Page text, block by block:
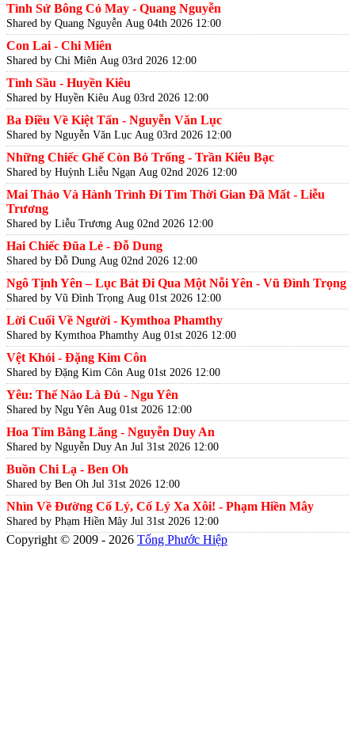
Tình Sử Bông Cỏ May - Quang Nguyễn
Shared by Quang Nguyễn Aug 04th 2026 12:00
Con Lai - Chi Miên
Shared by Chi Miên Aug 03rd 2026 12:00
Tình Sầu - Huyền Kiêu
Shared by Huyền Kiêu Aug 03rd 2026 12:00
Ba Điều Về Kiệt Tấn - Nguyễn Văn Lục
Shared by Nguyễn Văn Lục Aug 03rd 2026 12:00
Những Chiếc Ghế Còn Bỏ Trống - Trần Kiêu Bạc
Shared by Huỳnh Liễu Ngạn Aug 02nd 2026 12:00
Mai Thảo Và Hành Trình Đi Tìm Thời Gian Đã Mất - Liễu
Trương
Shared by Liễu Trương Aug 02nd 2026 12:00
Hai Chiếc Đũa Lẻ - Đỗ Dung
Shared by Đỗ Dung Aug 02nd 2026 12:00
Ngô Tịnh Yên – Lục Bát Đi Qua Một Nỗi Yên - Vũ Đình Trọng
Shared by Vũ Đình Trọng Aug 01st 2026 12:00
Lời Cuối Về Người - Kymthoa Phamthy
Shared by Kymthoa Phamthy Aug 01st 2026 12:00
Vệt Khói - Đặng Kim Côn
Shared by Đặng Kim Côn Aug 01st 2026 12:00
Yêu: Thế Nào Là Đủ - Ngu Yên
Shared by Ngu Yên Aug 01st 2026 12:00
Hoa Tím Bằng Lăng - Nguyễn Duy An
Shared by Nguyễn Duy An Jul 31st 2026 12:00
Buồn Chi Lạ - Ben Oh
Shared by Ben Oh Jul 31st 2026 12:00
Nhìn Về Đường Cố Lý, Cố Lý Xa Xôi! - Phạm Hiền Mây
Shared by Phạm Hiền Mây Jul 31st 2026 12:00
Copyright © 2009 - 2026 Tống Phước Hiệp